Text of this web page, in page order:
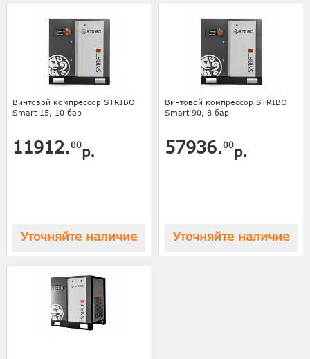
Винтовой компрессор STRIBO
Smart 15, 10 бар
11912.00р.
Уточняйте наличие
Винтовой компрессор STRIBO
Smart 90, 8 бар
57936.00р.
Уточняйте наличие